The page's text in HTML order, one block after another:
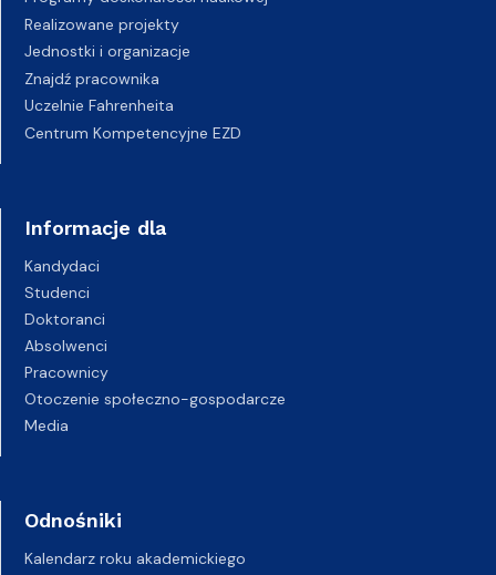
Realizowane projekty
Jednostki i organizacje
Znajdź pracownika
Uczelnie Fahrenheita
Centrum Kompetencyjne EZD
Informacje dla
Kandydaci
Studenci
Doktoranci
Absolwenci
Pracownicy
Otoczenie społeczno-gospodarcze
Media
Odnośniki
Kalendarz roku akademickiego